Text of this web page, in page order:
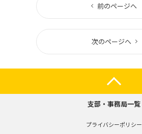
前のページへ
次のページへ
支部・事務局一覧
プライバシーポリシー